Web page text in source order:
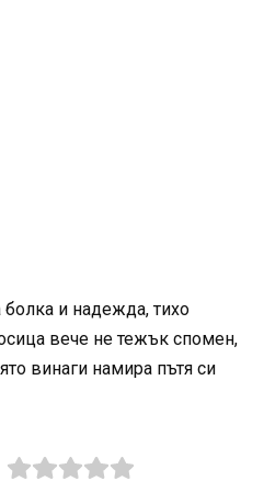
болка и надежда, тихо
вече не тежък спомен,
винаги намира пътя си